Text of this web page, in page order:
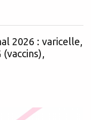
2026 : varicelle,